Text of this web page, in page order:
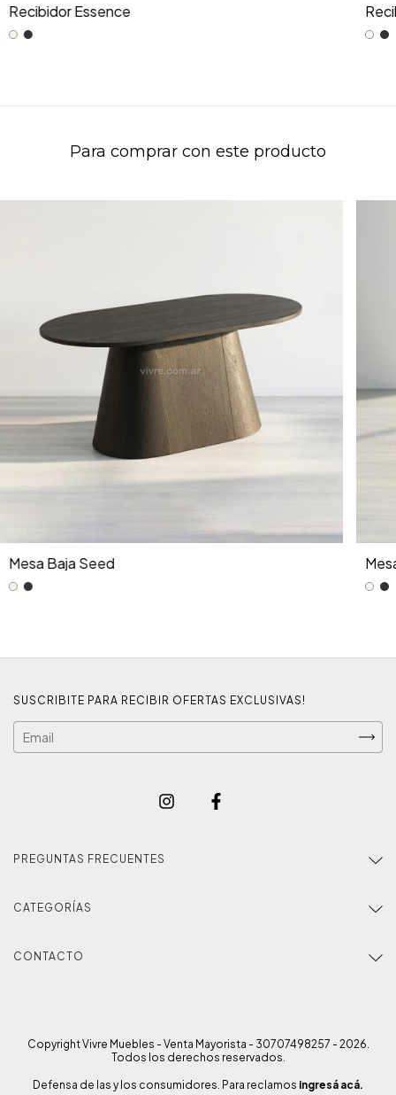
Recibidor Essence
Para comprar con este producto
Mesa Baja Seed
SUSCRIBITE PARA RECIBIR OFERTAS EXCLUSIVAS!
PREGUNTAS FRECUENTES
CATEGORÍAS
CONTACTO
Copyright Vivre Muebles - Venta Mayorista - 30707498257 - 2026.
Todos los derechos reservados.
Defensa de las y los consumidores. Para reclamos ingresá acá.